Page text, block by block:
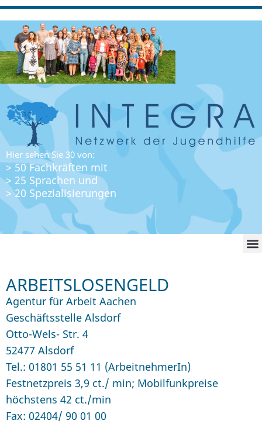
Hier sehen Sie 30 von:
> 50 Fachkräften mit
> 25 Sprachen und
> 20 Spezialisierungen
ARBEITSLOSENGELD
Agentur für Arbeit Aachen
Geschäftsstelle Alsdorf
Otto-Wels- Str. 4
52477 Alsdorf
Tel.: 01801 55 51 11 (ArbeitnehmerIn)
Festnetzpreis 3,9 ct./ min; Mobilfunkpreise
höchstens 42 ct./min
Fax: 02404/ 90 01 00